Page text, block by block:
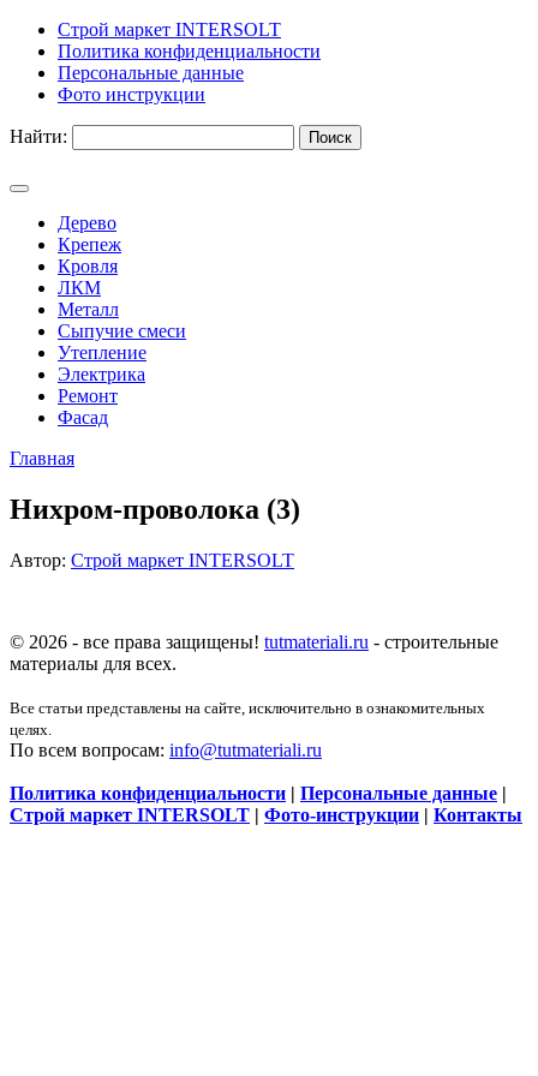
Строй маркет INTERSOLT
Политика конфиденциальности
Персональные данные
Фото инструкции
Найти:
Дерево
Крепеж
Кровля
ЛКМ
Металл
Сыпучие смеси
Утепление
Электрика
Ремонт
Фасад
Главная
Нихром-проволока (3)
Автор: Строй маркет INTERSOLT
© 2026 - все права защищены! tutmateriali.ru - строительные
материалы для всех.
Все статьи представлены на сайте, исключительно в ознакомительных
целях.
По всем вопросам: info@tutmateriali.ru
Политика конфиденциальности | Персональные данные |
Строй маркет INTERSOLT | Фото-инструкции | Контакты